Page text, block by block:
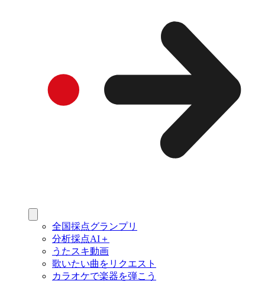
全国採点グランプリ
分析採点AI＋
うたスキ動画
歌いたい曲をリクエスト
カラオケで楽器を弾こう